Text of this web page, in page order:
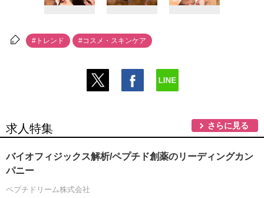
#トレンド #コスメ・スキンケア
求人特集 さらに見る
バイオフィジックス解析/ペプチド創薬のリーディングカン
パニー
ペプチドリーム株式会社